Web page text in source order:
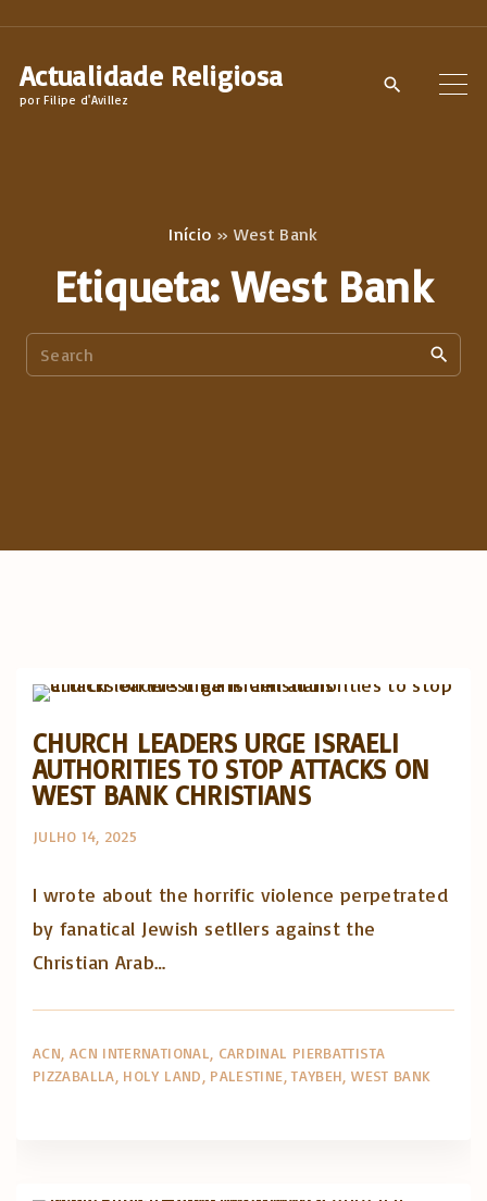
Actualidade Religiosa
por Filipe d'Avillez
Início » West Bank
Etiqueta:West Bank
e
CHURCH LEADERS URGE ISRAELI
AUTHORITIES TO STOP ATTACKS ON
WEST BANK CHRISTIANS
JULHO 14, 2025
I wrote about the horrific violence perpetrated
by fanatical Jewish setllers against the
Christian Arab…
ACN ACN INTERNATIONAL CARDINAL PIERBATTISTA
PIZZABALLA HOLY LAND PALESTINE TAYBEH WEST BANK